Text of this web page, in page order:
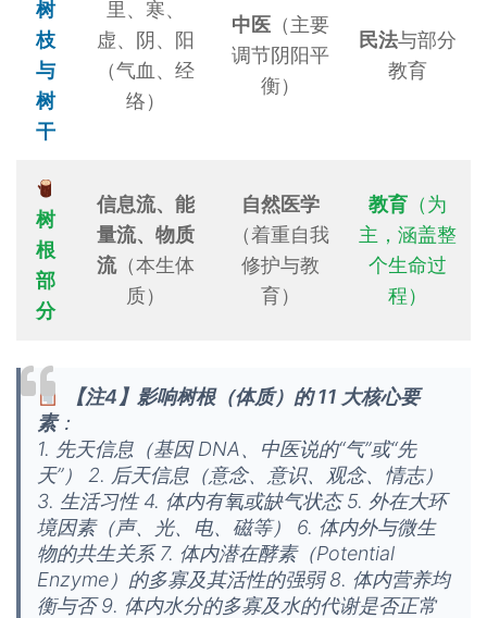
树
枝
与
树
干
里、寒、
虚、阴、阳
（气血、经
络）
中医（主要
调节阴阳平
衡）
民法与部分
教育
树
根
部
分
信息流、能
量流、物质
流（本生体
质）
自然医学
（着重自我
修护与教
育）
教育（为
主，涵盖整
个生命过
程）
【注4】影响树根（体质）的 11 大核心要
素：
1. 先天信息（基因 DNA、中医说的“气”或“先
天”） 2. 后天信息（意念、意识、观念、情志）
3. 生活习性 4. 体内有氧或缺气状态 5. 外在大环
境因素（声、光、电、磁等） 6. 体内外与微生
物的共生关系 7. 体内潜在酵素（Potential
Enzyme）的多寡及其活性的强弱 8. 体内营养均
衡与否 9. 体内水分的多寡及水的代谢是否正常